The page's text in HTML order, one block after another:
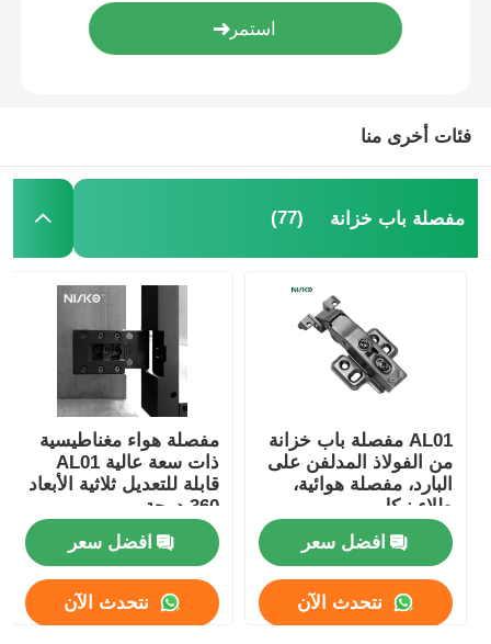
صينية أدوات المائدة
سلة مهملات المطبخ
فئات أخرى منا
مفصلة باب خزانة (77)
AL01 مفصلة باب خزانة
من الفولاذ المدلفن على
البارد، مفصلة هوائية،
طلاء نيكل
افضل سعر
نتحدث الآن
مفصلة هواء مغناطيسية
ذات سعة عالية AL01
قابلة للتعديل ثلاثية الأبعاد
360 درجة
افضل سعر
نتحدث الآن